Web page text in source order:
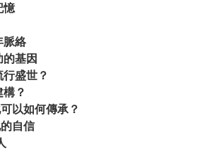
憶
脈絡
基因
盛世？
？
以如何傳承？
自信